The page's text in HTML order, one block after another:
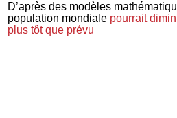
D’après des modèles
population mondiale pourrait
plus tôt que prévu